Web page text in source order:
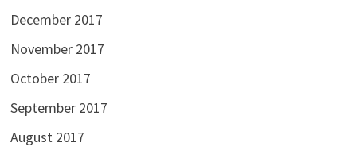
December 2017
November 2017
October 2017
September 2017
August 2017